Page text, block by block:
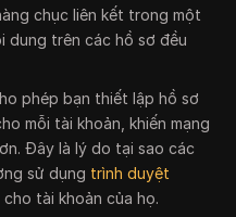
chục liên kết trong một
dung trên các hồ sơ đều
phép bạn thiết lập hồ sơ
mỗi tài khoản, khiến mạng
Đây là lý do tại sao các
sử dụng trình duyệt
tài khoản của họ.